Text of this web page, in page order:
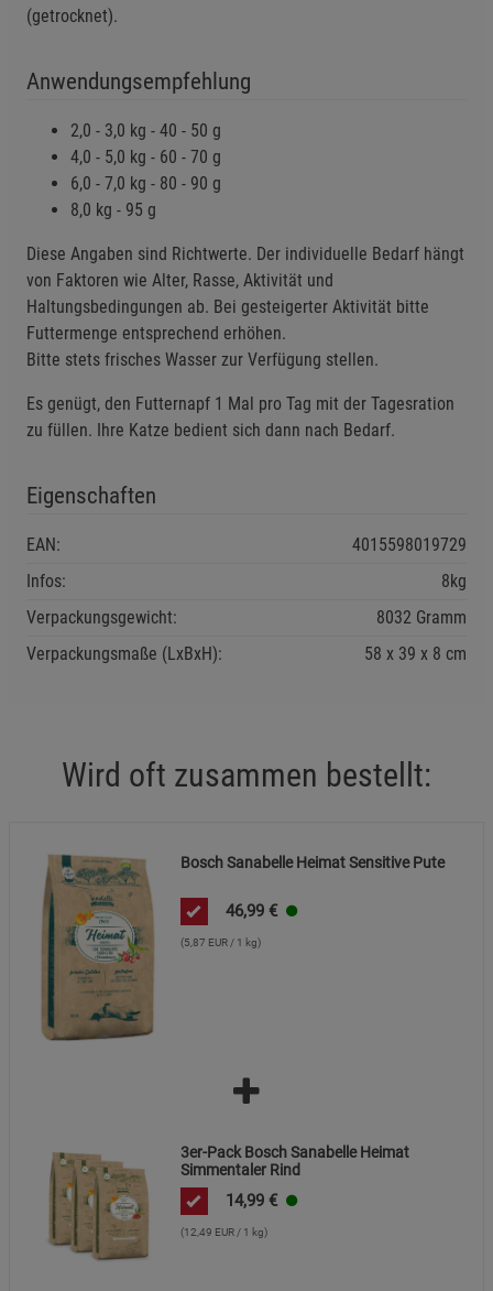
(getrocknet).
Anwendungsempfehlung
2,0 - 3,0 kg - 40 - 50 g
4,0 - 5,0 kg - 60 - 70 g
6,0 - 7,0 kg - 80 - 90 g
8,0 kg - 95 g
Diese Angaben sind Richtwerte. Der individuelle Bedarf hängt
von Faktoren wie Alter, Rasse, Aktivität und
Haltungsbedingungen ab. Bei gesteigerter Aktivität bitte
Futtermenge entsprechend erhöhen.
Bitte stets frisches Wasser zur Verfügung stellen.
Es genügt, den Futternapf 1 Mal pro Tag mit der Tagesration
zu füllen. Ihre Katze bedient sich dann nach Bedarf.
Eigenschaften
EAN:
4015598019729
Infos:
8kg
Verpackungsgewicht:
8032 Gramm
Verpackungsmaße (LxBxH):
58 39 8 cm
Wird oft zusammen bestellt:
Bosch Sanabelle Heimat Sensitive Pute
46,99 €
(5,87 EUR / 1 kg)
3er-Pack Bosch Sanabelle Heimat
Simmentaler Rind
14,99 €
(12,49 EUR / 1 kg)
Einstellungen speichern für die Gruppe
Einwilligung nicht erteilen
Notwendige Cookies (5)
Beschreibung Notwendige Cookies
Cookie-Informationen anzeigen
Beschreibung Funktionale Cookies
Statistik Cookies (2)
Beschreibung Statistik Cookies
Marketing Cookies (3)
Datenschutzerklärung Impressum